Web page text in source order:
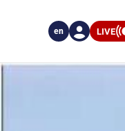
LIVE
en